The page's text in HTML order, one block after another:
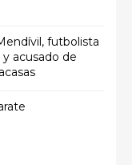
futbolista
acusado de